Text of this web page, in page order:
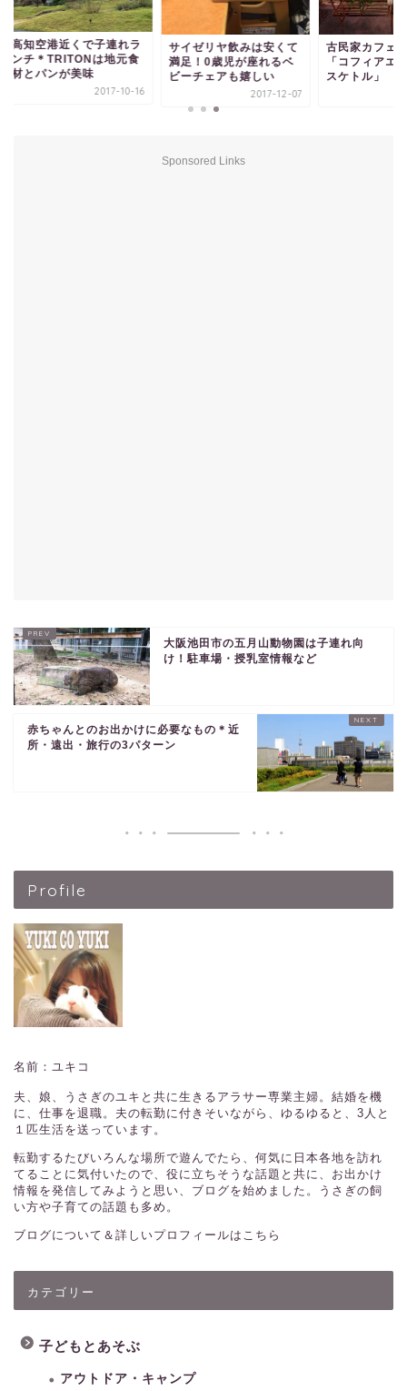
空港近くで子連れラ
＊TRITONは地元食
パンが美味
2017-10-16
サイゼリヤ飲みは安くて
満足！0歳児が座れるベ
ビーチェアも嬉しい
2017-12-07
古民家カフェ☆東府
「コフィアエクスリ
スケトル」
Sponsored Links
大阪池田市の五月山動物園は子連れ向
け！駐車場・授乳室情報など
赤ちゃんとのお出かけに必要なもの＊近
所・遠出・旅行の3パターン
Profile
名前：ユキコ
夫、娘、うさぎのユキと共に生きるアラサー専業主婦。結婚を機
に、仕事を退職。夫の転勤に付きそいながら、ゆるゆると、3人と
１匹生活を送っています。
転勤するたびいろんな場所で遊んでたら、何気に日本各地を訪れ
てることに気付いたので、役に立ちそうな話題と共に、お出かけ
情報を発信してみようと思い、ブログを始めました。うさぎの飼
い方や子育ての話題も多め。
ブログについて＆詳しいプロフィールはこちら
カテゴリー
子どもとあそぶ
アウトドア・キャンプ